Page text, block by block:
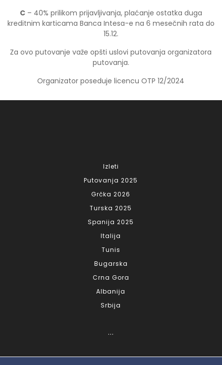
C – 40% prilikom prijavljivanja, plaćanje ostatka duga
kreditnim karticama Banca Intesa-e na 6 mesečnih rata do
15.12.
Za ovo putovanje važe opšti uslovi putovanja organizatora
putovanja.
Organizator poseduje licencu OTP 12/2024
Izleti
Putovanja 2025
Grčka 2026
Turska 2025
Spanija 2025
Italija
Tunis
Bugarska
Crna Gora
Albanija
Srbija
...